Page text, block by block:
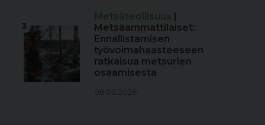
3
Metsäteollisuus |
Metsäammattilaiset:
Ennallistamisen
työvoimahaasteeseen
ratkaisua metsurien
osaamisesta
06.08.2026